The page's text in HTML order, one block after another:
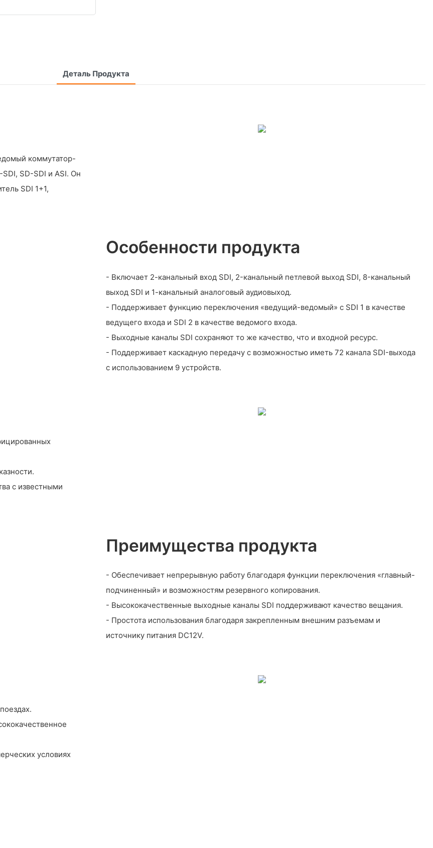
Деталь Продукта
коммутатор-
SD-SDI и ASI. Он
SDI 1+1,
Особенности продукта
- Включает 2-канальный вход SDI, 2-канальный петлевой выход SDI, 8-канальный
выход SDI и 1-канальный аналоговый аудиовыход.
- Поддерживает функцию переключения «ведущий-ведомый» с SDI 1 в качестве
ведущего входа и SDI 2 в качестве ведомого входа.
- Выходные каналы SDI сохраняют то же качество, что и входной ресурс.
- Поддерживает каскадную передачу с возможностью иметь 72 канала SDI-выхода
с использованием 9 устройств.
с известными
Преимущества продукта
- Обеспечивает непрерывную работу благодаря функции переключения «главный-
подчиненный» и возможностям резервного копирования.
- Высококачественные выходные каналы SDI поддерживают качество вещания.
- Простота использования благодаря закрепленным внешним разъемам и
источнику питания DC12V.
условиях